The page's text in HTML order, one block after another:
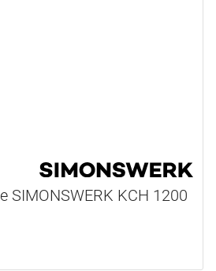
SIMONSWERK KCH 1200